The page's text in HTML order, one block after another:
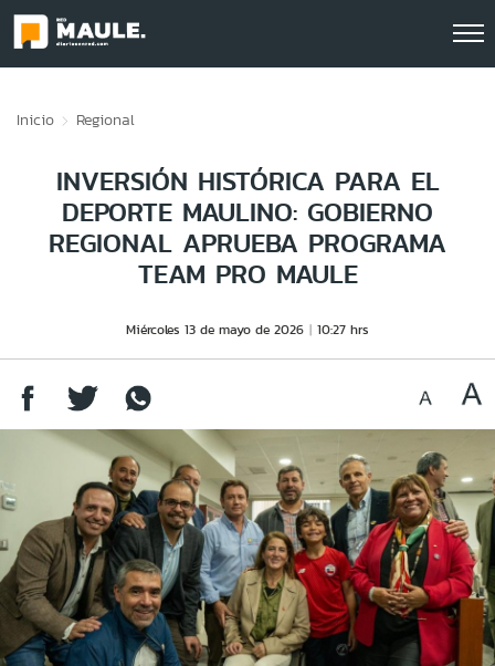
Inicio Regional
INVERSIÓN HISTÓRICA PARA EL
DEPORTE MAULINO: GOBIERNO
REGIONAL APRUEBA PROGRAMA
TEAM PRO MAULE
Miércoles 13 de mayo de 2026 10:27 hrs